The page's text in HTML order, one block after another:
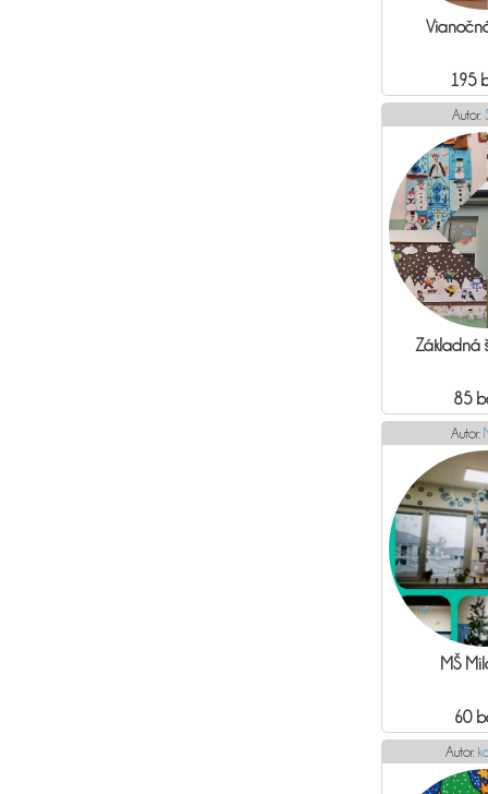
195
Autor:
Základná
85
Autor:
MŠ
60
Autor: